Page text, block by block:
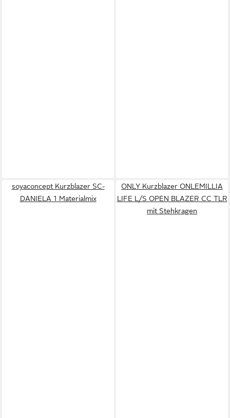
soyaconcept Kurzblazer SC-
DANIELA 1 Materialmix
ONLY Kurzblazer ONLEMILLIA
LIFE L/S OPEN BLAZER CC TLR
mit Stehkragen